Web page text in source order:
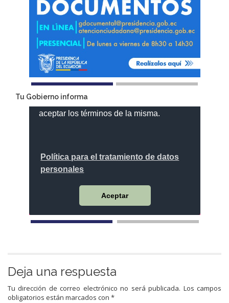
Tu Gobierno informa
Deja una respuesta
Tu dirección de correo electrónico no será publicada. Los campos
obligatorios están marcados con *